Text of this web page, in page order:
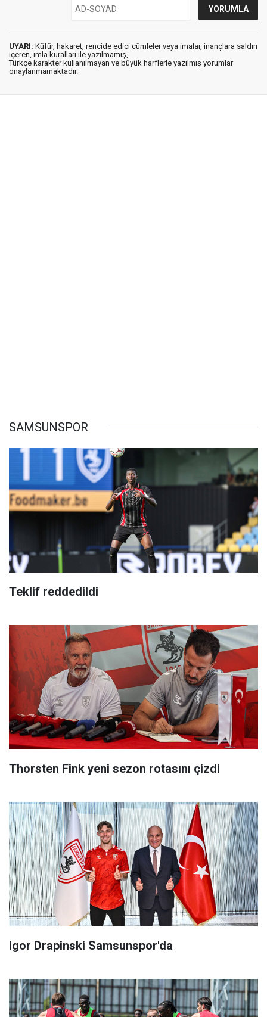
UYARI: Küfür, hakaret, rencide edici cümleler veya imalar, inançlara saldırı
içeren, imla kuralları ile yazılmamış,
Türkçe karakter kullanılmayan ve büyük harflerle yazılmış yorumlar
onaylanmamaktadır.
SAMSUNSPOR
Teklif reddedildi
Thorsten Fink yeni sezon rotasını çizdi
Igor Drapinski Samsunspor'da